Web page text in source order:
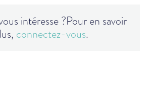
intéresse ?Pour en savoir
connectez-vous.